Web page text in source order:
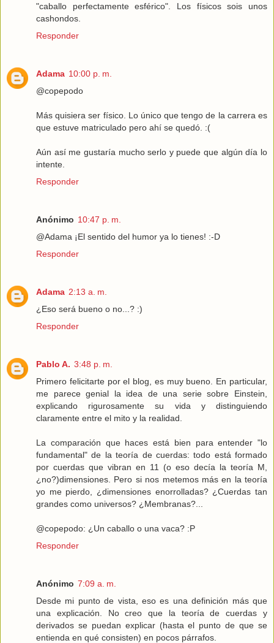
"caballo perfectamente esférico". Los físicos sois unos
cashondos.
Responder
Adama 10:00 p. m.
@copepodo
Más quisiera ser físico. Lo único que tengo de la carrera es
que estuve matriculado pero ahí se quedó. :(
Aún así me gustaría mucho serlo y puede que algún día lo
intente.
Responder
Anónimo 10:47 p. m.
@Adama ¡El sentido del humor ya lo tienes! :-D
Responder
Adama 2:13 a. m.
¿Eso será bueno o no...? :)
Responder
Pablo A. 3:48 p. m.
Primero felicitarte por el blog, es muy bueno. En particular,
me parece genial la idea de una serie sobre Einstein,
explicando rigurosamente su vida y distinguiendo
claramente entre el mito y la realidad.
La comparación que haces está bien para entender "lo
fundamental" de la teoría de cuerdas: todo está formado
por cuerdas que vibran en 11 (o eso decía la teoría M,
¿no?)dimensiones. Pero si nos metemos más en la teoría
yo me pierdo, ¿dimensiones enorrolladas? ¿Cuerdas tan
grandes como universos? ¿Membranas?...
@copepodo: ¿Un caballo o una vaca? :P
Responder
Anónimo 7:09 a. m.
Desde mi punto de vista, eso es una definición más que
una explicación. No creo que la teoría de cuerdas y
derivados se puedan explicar (hasta el punto de que se
entienda en qué consisten) en pocos párrafos.